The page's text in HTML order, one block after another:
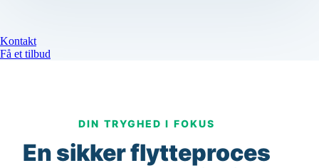
Kontakt
Få et tilbud
DIN TRYGHED I FOKUS
En sikker flytteproces